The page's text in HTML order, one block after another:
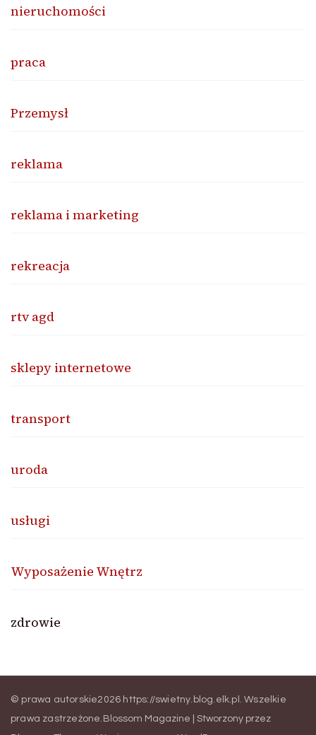
nieruchomości
praca
Przemysł
reklama
reklama i marketing
rekreacja
rtv agd
sklepy internetowe
transport
uroda
usługi
Wyposażenie Wnętrz
zdrowie
© prawa autorskie2026 https://swietny.blog.elk.pl
. Wszelkie
prawa zastrzeżone. Blossom Magazine | Stworzony przez